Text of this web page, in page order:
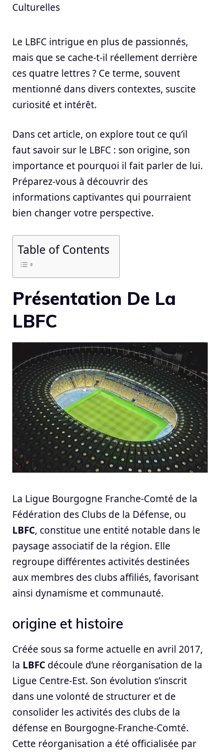
Culturelles
Le LBFC intrigue en plus de passionnés,
mais que se cache-t-il réellement derrière
ces quatre lettres ? Ce terme, souvent
mentionné dans divers contextes, suscite
curiosité et intérêt.
Dans cet article, on explore tout ce qu’il
faut savoir sur le LBFC : son origine, son
importance et pourquoi il fait parler de lui.
Préparez-vous à découvrir des
informations captivantes qui pourraient
bien changer votre perspective.
Table of Contents
Présentation De La
LBFC
La Ligue Bourgogne Franche-Comté de la
Fédération des Clubs de la Défense, ou
LBFC, constitue une entité notable dans le
paysage associatif de la région. Elle
regroupe différentes activités destinées
aux membres des clubs affiliés, favorisant
ainsi dynamisme et communauté.
origine et histoire
Créée sous sa forme actuelle en avril 2017,
la LBFC découle d’une réorganisation de la
Ligue Centre-Est. Son évolution s’inscrit
dans une volonté de structurer et de
consolider les activités des clubs de la
défense en Bourgogne-Franche-Comté.
Cette réorganisation a été officialisée par